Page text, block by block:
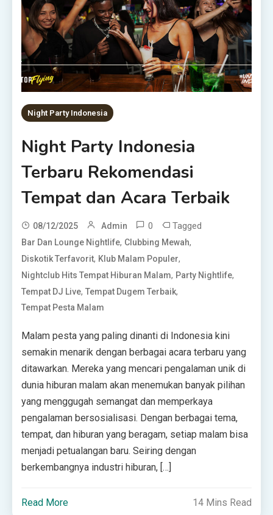
Night Party Indonesia
Night Party Indonesia
Terbaru Rekomendasi
Tempat dan Acara Terbaik
08/12/2025 Admin 0 Tagged
Bar Dan Lounge Nightlife, Clubbing Mewah,
Diskotik Terfavorit, Klub Malam Populer,
Nightclub Hits Tempat Hiburan Malam, Party Nightlife,
Tempat DJ Live,Tempat Dugem Terbaik,
Tempat Pesta Malam
Malam pesta yang paling dinanti di Indonesia kini
semakin menarik dengan berbagai acara terbaru yang
ditawarkan. Mereka yang mencari pengalaman unik di
dunia hiburan malam akan menemukan banyak pilihan
yang menggugah semangat dan memperkaya
pengalaman bersosialisasi. Dengan berbagai tema,
tempat, dan hiburan yang beragam, setiap malam bisa
menjadi petualangan baru. Seiring dengan
berkembangnya industri hiburan, […]
Read More 14 Mins Read